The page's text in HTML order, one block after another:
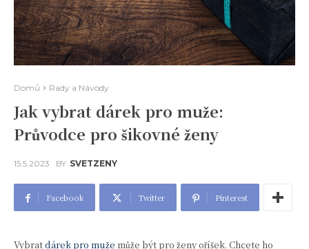
Domů Rady a Návody
Jak vybrat dárek pro muže:
Průvodce pro šikovné ženy
15.5.2023 BY SVETZENY
Facebook Twitter Pinterest
Vybratdárek pro muže může být pro ženy oříšek. Chcete ho